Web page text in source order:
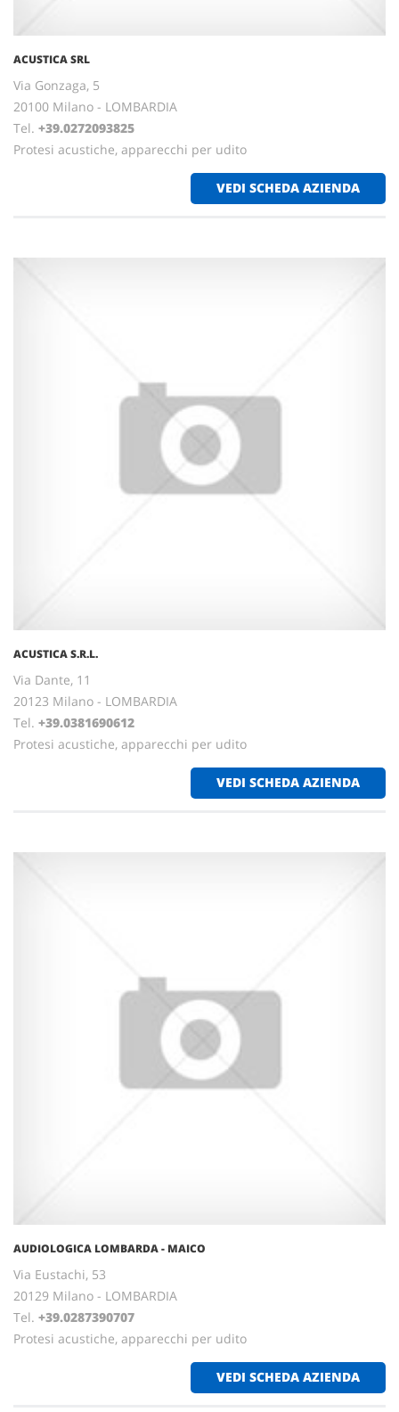
ACUSTICA SRL
Via Gonzaga, 5
20100 Milano - LOMBARDIA
Tel. +39.0272093825
Protesi acustiche, apparecchi per udito
VEDI SCHEDA AZIENDA
ACUSTICA S.R.L.
Via Dante, 11
20123 Milano - LOMBARDIA
Tel. +39.0381690612
Protesi acustiche, apparecchi per udito
VEDI SCHEDA AZIENDA
AUDIOLOGICA LOMBARDA - MAICO
Via Eustachi, 53
20129 Milano - LOMBARDIA
Tel. +39.0287390707
Protesi acustiche, apparecchi per udito
VEDI SCHEDA AZIENDA